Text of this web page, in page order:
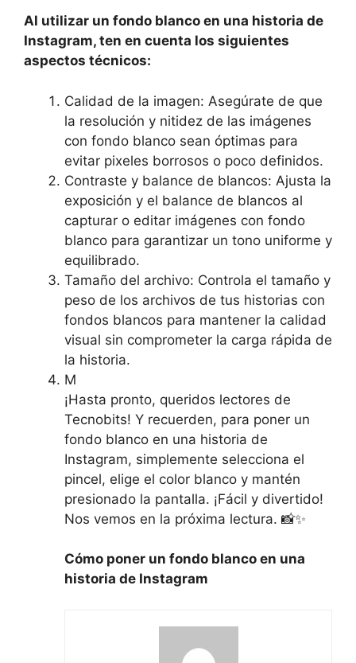
Al utilizar un fondo blanco ⁢en una historia de
Instagram, ten en cuenta​ los siguientes‌
aspectos técnicos:
Calidad de la imagen:⁢ Asegúrate de que
la resolución y ⁣nitidez ⁤de las imágenes
con fondo​ blanco‍ sean óptimas​ para
evitar‌ pixeles borrosos o poco​ definidos.
Contraste y balance‌ de blancos: Ajusta la
exposición y‌ el balance de blancos al
‍capturar o ‍editar​ imágenes con fondo
blanco​ para garantizar un tono uniforme y
equilibrado.
Tamaño del archivo: Controla el tamaño y‍
peso de ⁢los archivos⁢ de ⁤tus historias con
fondos blancos para‍ mantener ⁤la calidad
visual sin comprometer la carga rápida de⁤
la historia.
M
¡Hasta pronto, queridos lectores de
Tecnobits! Y ⁤recuerden, para poner‍ un
fondo⁢ blanco‍ en ‌una historia⁢ de
Instagram, simplemente selecciona el
pincel, elige el color​ blanco y mantén
presionado la ⁢pantalla.‍ ¡Fácil⁤ y divertido!
Nos⁢ vemos en la próxima lectura. 📸✨
Cómo ⁣poner un ‍fondo blanco en⁤ una
‍historia de Instagram